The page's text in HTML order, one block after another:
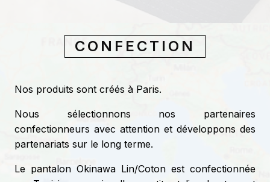
CONFECTION
Nos produits sont créés à Paris.
Nous sélectionnons nos partenaires
confectionneurs avec attention et développons des
partenariats sur le long terme.
Le pantalon Okinawa Lin/Coton est confectionnée